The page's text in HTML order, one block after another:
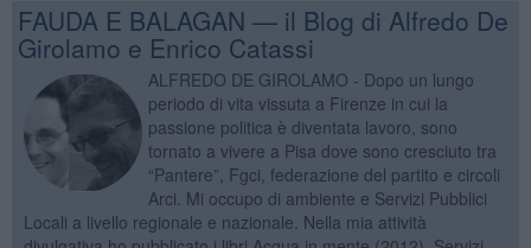
FAUDA E BALAGAN — il Blog di Alfredo De
Girolamo e Enrico Catassi
ALFREDO DE GIROLAMO - Dopo un lungo
periodo di vita vissuta a Firenze in cui la
passione politica è diventata lavoro, sono
tornato a vivere a Pisa dove sono cresciuto tra
“Pantere”, Fgci, federazione del partito e circoli
Arci. Mi occupo di ambiente e Servizi Pubblici
Locali a livello regionale e nazionale. Nella mia attività